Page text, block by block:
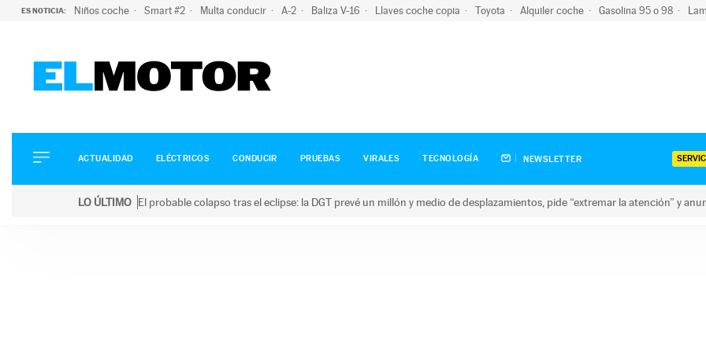
ES NOTICIA: Niños coche Smart #2 Multa conducir A-2 Baliza V-16 Llaves coche copia Toyota Alquiler coche Gasolina 95 o 98
ELÉCTRICOS
CONDUCIR
ACTUALIDAD ELÉCTRICOS CONDUCIR PRUEBAS VIRALES TECNOLOGÍA NEWSLETTER
LO ÚLTIMO El probable colapso tras el eclipse: la DGT prevé un millón y medio de desplazamientos, pide “extremar la atención” y